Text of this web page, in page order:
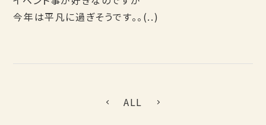
今年は平凡に過ぎそうです。。(..)
ALL